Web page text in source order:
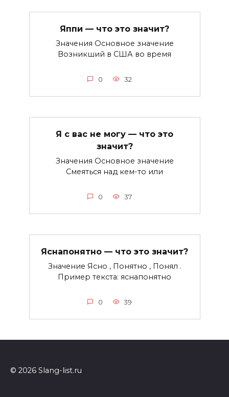
Яппи — что это значит?
Значения Основное значение
Возникший в США во время
0 32
Я с вас не могу — что это
значит?
Значения Основное значение
Смеяться над кем-то или
0 37
Яснапонятно — что это значит?
Значение Ясно , Понятно , Понял .
Пример текста: яснапонятно
0 39
© 2026 Slang-list.ru